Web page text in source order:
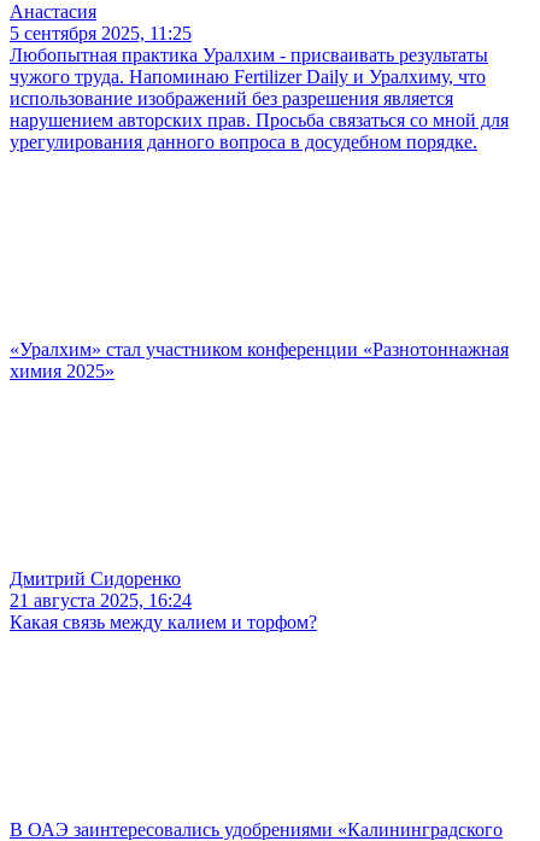
Анастасия
5 сентября 2025, 11:25
Любопытная практика Уралхим - присваивать результаты
чужого труда. Напоминаю Fertilizer Daily и Уралхиму, что
использование изображений без разрешения является
нарушением авторских прав. Просьба связаться со мной для
урегулирования данного вопроса в досудебном порядке.
«Уралхим» стал участником конференции «Разнотоннажная
химия 2025»
Дмитрий Сидоренко
21 августа 2025, 16:24
Какая связь между калием и торфом?
В ОАЭ заинтересовались удобрениями «Калининградского